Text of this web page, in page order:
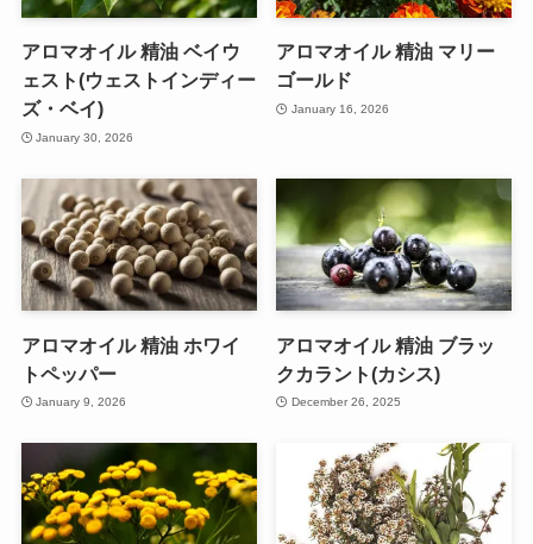
アロマオイル 精油 ベイウ
ェスト(ウェストインディー
ズ・ベイ)
January 30, 2026
アロマオイル 精油 マリー
ゴールド
January 16, 2026
アロマオイル 精油 ホワイ
トペッパー
January 9, 2026
アロマオイル 精油 ブラッ
クカラント(カシス)
December 26, 2025